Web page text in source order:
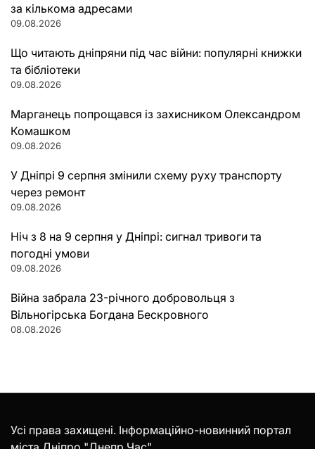
за кількома адресами
09.08.2026
Що читають дніпряни під час війни: популярні книжки
та бібліотеки
09.08.2026
Марганець попрощався із захисником Олександром
Комашком
09.08.2026
У Дніпрі 9 серпня змінили схему руху транспорту
через ремонт
09.08.2026
Ніч з 8 на 9 серпня у Дніпрі: сигнал тривоги та
погодні умови
09.08.2026
Війна забрала 23-річного добровольця з
Вільногірська Богдана Бескровного
08.08.2026
Усі права захищені. Інформаційно-новинний портал